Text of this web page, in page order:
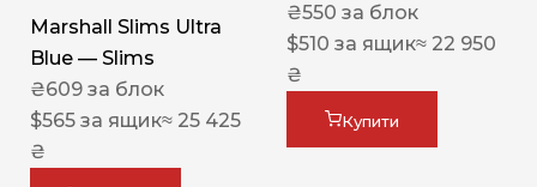
Marshall Slims Ultra
Blue — Slims
₴609 за блок
$565 за ящик≈ 25 425
₴
₴550 за блок
$510 за ящик≈ 22 950
₴
Купити